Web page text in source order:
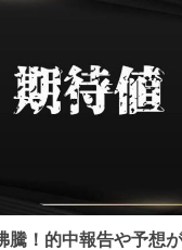
騰！的中報告や予想